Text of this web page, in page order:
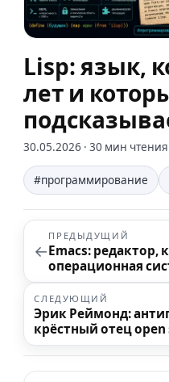
Lisp: язык,
лет и
30.05.2026 · 30 мин чтения
#программирование
←
ПРЕДЫДУЩИЙ
Emacs: редактор,
операционная
СЛЕДУЮЩИЙ
Эрик Реймонд:
крёстный отец open